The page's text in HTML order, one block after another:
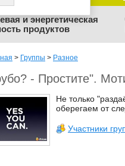
и энергетическая
продуктов
> Группы > Разное
- Простите".
Не только
оберегаем от
Участники